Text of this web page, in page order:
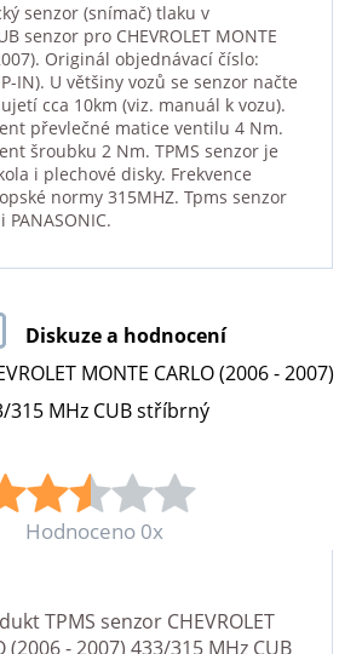
senzor (snímač) tlaku v
senzor pro CHEVROLET MONTE
Originál objednávací číslo:
IN). U většiny vozů se senzor načte
cca 10km (viz. manuál k vozu).
převlečné matice ventilu 4 Nm.
šroubku 2 Nm. TPMS senzor je
i plechové disky. Frekvence
normy 315MHZ. Tpms senzor
Diskuze a hodnocení
MONTE CARLO (2006 - 2007)
315 MHz CUB stříbrný
Hodnoceno 0x
TPMS senzor CHEVROLET
(2006 - 2007) 433/315 MHz CUB